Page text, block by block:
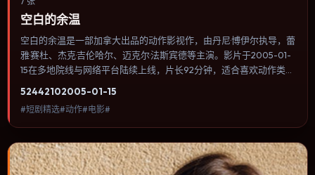
空白的余温
空白的余温是一部加拿大出品的动作影视作，由丹尼·博伊尔执导，蕾
雅·赛杜、杰克·吉伦哈尔、迈克尔·法斯宾德等主演。影片于2005-01-
15在多地院线与网络平台陆续上线，片长92分钟，适合喜欢动作类
进，节奏与视听语言统一，可作为休闲观影或类型片补片的选择。
52442102005-01-15
#短剧精选#动作#电影#